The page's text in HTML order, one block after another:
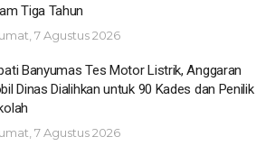
Tiga Tahun
7 Agustus 2026
Banyumas Tes Motor Listrik, Anggaran
Dinas Dialihkan untuk 90 Kades dan Penilik
7 Agustus 2026